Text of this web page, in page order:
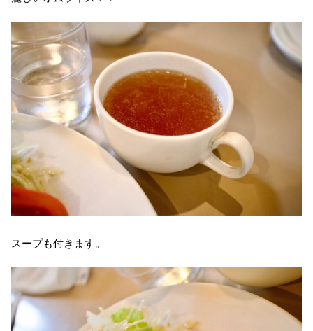
スープも付きます。